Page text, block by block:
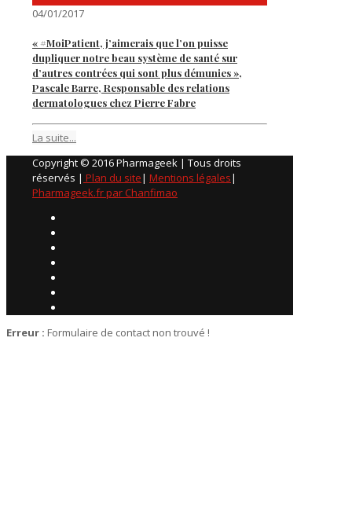
04/01/2017
« #MoiPatient, j’aimerais que l’on puisse
dupliquer notre beau système de santé sur
d’autres contrées qui sont plus démunies »,
Pascale Barre, Responsable des relations
dermatologues chez Pierre Fabre
La suite...
Copyright © 2016 Pharmageek | Tous droits
réservés | Plan du site| Mentions légales|
Pharmageek.fr par Chanfimao
Erreur : Formulaire de contact non trouvé !